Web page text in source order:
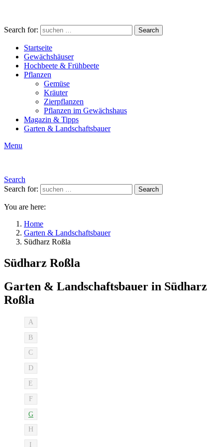
Search for: Search
Startseite
Gewächshäuser
Hochbeete & Frühbeete
Pflanzen
Gemüse
Kräuter
Zierpflanzen
Pflanzen im Gewächshaus
Magazin & Tipps
Garten & Landschaftsbauer
Menu
Search
Search for:
Search
You are here:
Home
Garten & Landschaftsbauer
Südharz Roßla
Südharz Roßla
Garten & Landschaftsbauer in Südharz
Roßla
A
B
C
D
E
F
G
H
I